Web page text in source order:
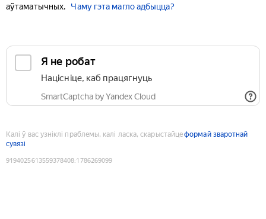
аўтаматычных.
Чаму гэта магло адбыцца?
Я не робат
Націсніце, каб працягнуць
SmartCaptcha by Yandex Cloud
Калі ў вас узніклі праблемы, калі ласка, скарыстайцеформай зваротнай
сувязі
9194025613559378408:1786269099